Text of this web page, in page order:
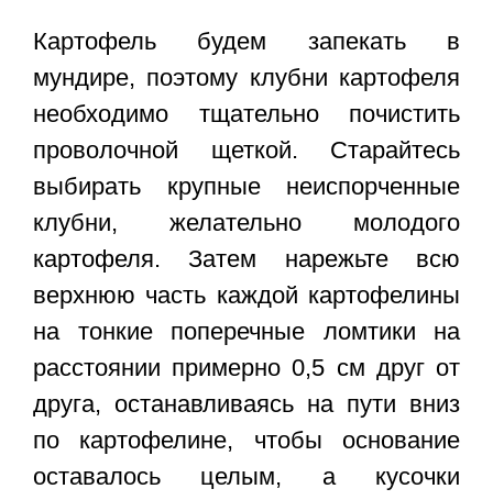
Картофель будем запекать в
мундире, поэтому клубни картофеля
необходимо тщательно почистить
проволочной щеткой. Старайтесь
выбирать крупные неиспорченные
клубни, желательно молодого
картофеля. Затем нарежьте всю
верхнюю часть каждой картофелины
на тонкие поперечные ломтики на
расстоянии примерно 0,5 см друг от
друга, останавливаясь на пути вниз
по картофелине, чтобы основание
оставалось целым, а кусочки